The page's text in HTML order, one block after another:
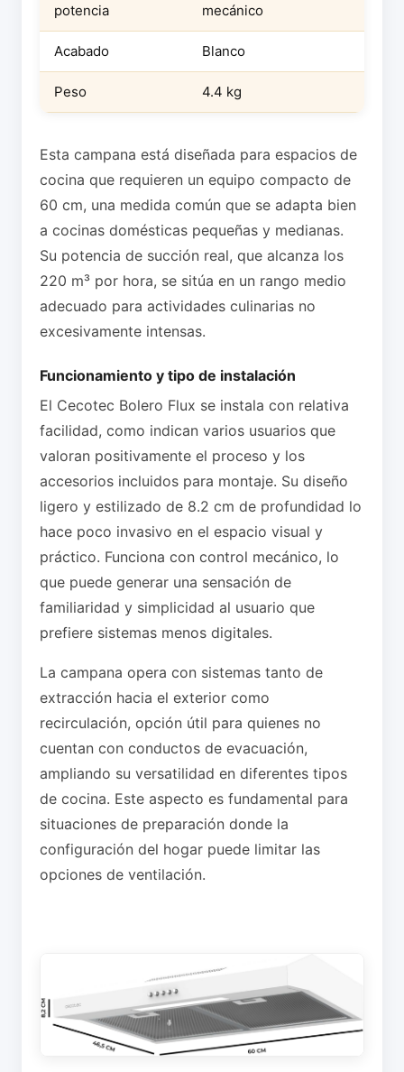
potencia
mecánico
Acabado Blanco
Peso 4.4 kg
Esta campana está diseñada para espacios de
cocina que requieren un equipo compacto de
60 cm, una medida común que se adapta bien
a cocinas domésticas pequeñas y medianas.
Su potencia de succión real, que alcanza los
220 m³ por hora, se sitúa en un rango medio
adecuado para actividades culinarias no
excesivamente intensas.
Funcionamiento y tipo de instalación
El Cecotec Bolero Flux se instala con relativa
facilidad, como indican varios usuarios que
valoran positivamente el proceso y los
accesorios incluidos para montaje. Su diseño
ligero y estilizado de 8.2 cm de profundidad lo
hace poco invasivo en el espacio visual y
práctico. Funciona con control mecánico, lo
que puede generar una sensación de
familiaridad y simplicidad al usuario que
prefiere sistemas menos digitales.
La campana opera con sistemas tanto de
extracción hacia el exterior como
recirculación, opción útil para quienes no
cuentan con conductos de evacuación,
ampliando su versatilidad en diferentes tipos
de cocina. Este aspecto es fundamental para
situaciones de preparación donde la
configuración del hogar puede limitar las
opciones de ventilación.